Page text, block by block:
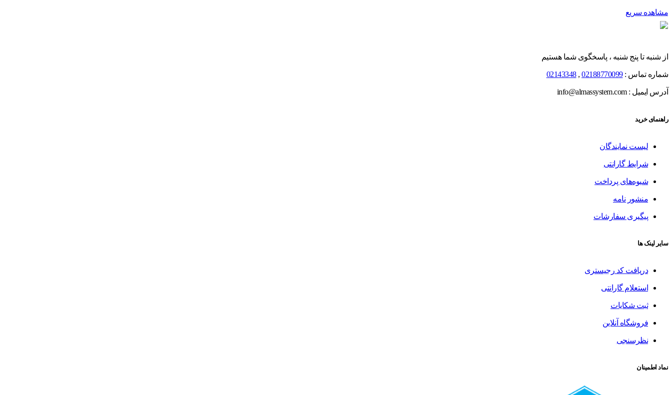
مشاهده سریع
از شنبه تا پنج شنبه ، پاسخگوی شما هستیم
شماره تماس :02188770099
,
02143348
آدرس ایمیل : info@almassystem.com
راهنمای خرید
لیست نمایندگان
شرایط گارانتی
شیوه‌های پرداخت
منشور نامه
پیگیری سفارشات
سایر لینک ها
دریافت کد رجیستری
استعلام گارانتی
ثبت شکایات
فروشگاه آنلاین
نظرسنجی
نماد اطمینان